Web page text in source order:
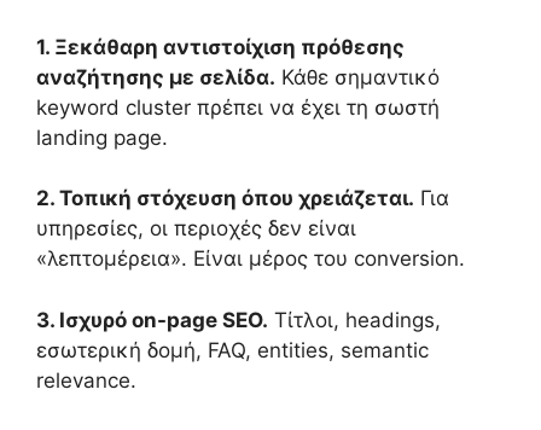
1. Ξεκάθαρη αντιστοίχιση πρόθεσης
αναζήτησης με σελίδα. Κάθε σημαντικό
keyword cluster πρέπει να έχει τη σωστή
landing page.
2. Τοπική στόχευση όπου χρειάζεται. Για
υπηρεσίες, οι περιοχές δεν είναι
«λεπτομέρεια». Είναι μέρος του conversion.
3. Ισχυρό on-page SEO. Τίτλοι, headings,
εσωτερική δομή, FAQ, entities, semantic
relevance.